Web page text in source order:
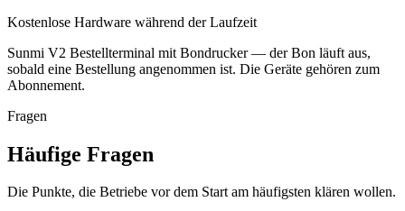
Kostenlose Hardware während der Laufzeit
Sunmi V2 Bestellterminal mit Bondrucker — der Bon läuft aus,
sobald eine Bestellung angenommen ist. Die Geräte gehören zum
Abonnement.
Fragen
Häufige Fragen
Die Punkte, die Betriebe vor dem Start am häufigsten klären wollen.